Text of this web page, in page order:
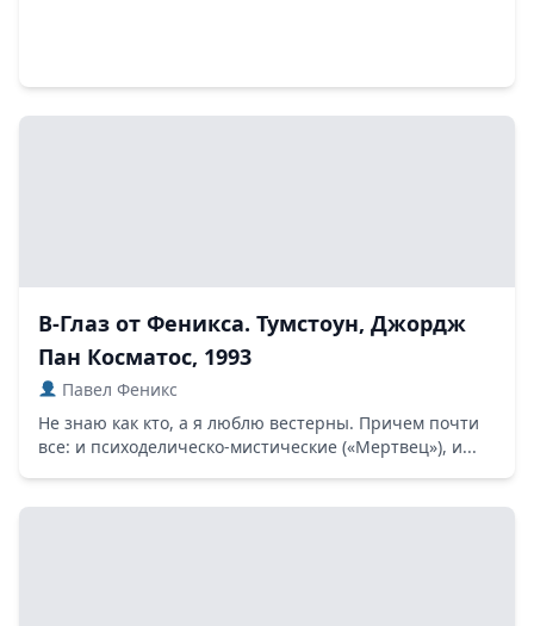
В-Глаз от Феникса. Тумстоун, Джордж
Пан Косматос, 1993
Павел Феникс
Не знаю как кто, а я люблю вестерны. Причем почти
все: и психоделическо-мистические («Мертвец»), и...